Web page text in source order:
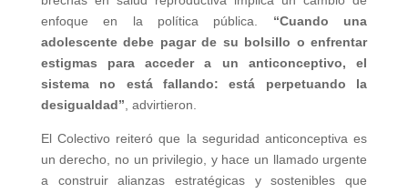
enfoque en la política pública. “Cuando una
adolescente debe pagar de su bolsillo o enfrentar
estigmas para acceder a un anticonceptivo, el
sistema no está fallando: está perpetuando la
desigualdad” , advirtieron.
El Colectivo reiteró que la seguridad anticonceptiva es
un derecho, no un privilegio, y hace un llamado urgente
a construir alianzas estratégicas y sostenibles que